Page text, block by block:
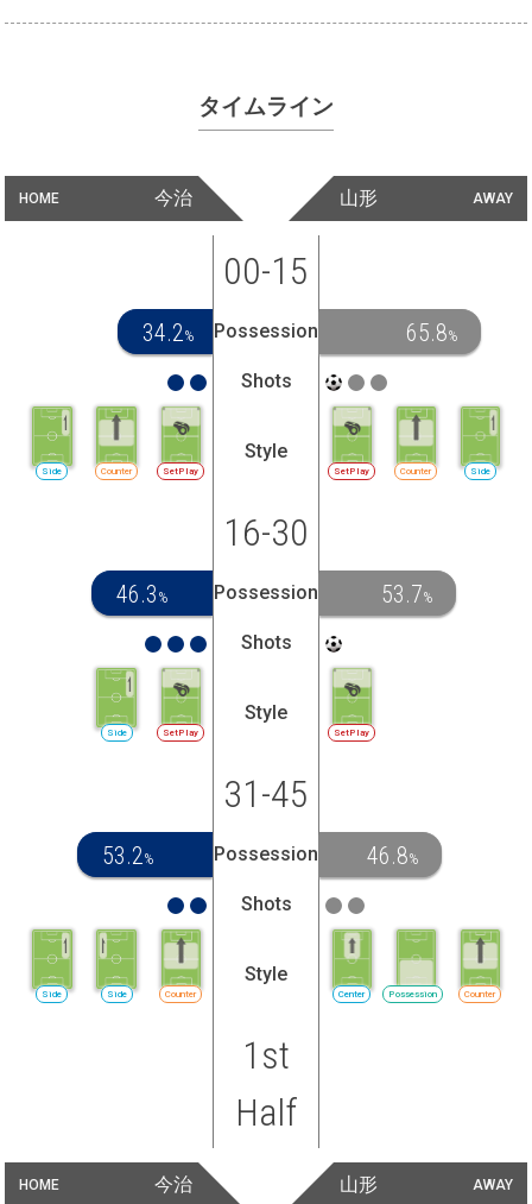
タイムライン
HOME 今治 AWAY
山形
00-15
34.2% Possession 65.8%
Shots
SetPlay
Counter
Side
Style
SetPlay Counter Side
16-30
46.3 % Possession 53.7%
Shots
SetPlay
Side
Style
SetPlay
31-45
53.2% Possession 46.8%
Shots
Counter
Side
Side
Style
Center Possession Counter
1st
Half
HOME 今治 AWAY
山形